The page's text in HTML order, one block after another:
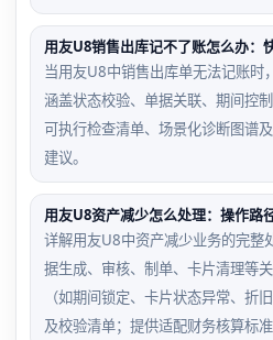
用友U8销售出库记不了账怎么办：
当用友U8中销售出库单无法记账时
涵盖状态校验、单据关联、期间控
可执行检查清单、场景化诊断图谱
建议。
用友U8资产减少怎么处理：操作路
详解用友U8中资产减少业务的完整
据生成、审核、制单、卡片清理等
（如期间锁定、卡片状态异常、折
及校验清单；提供适配财务核算标